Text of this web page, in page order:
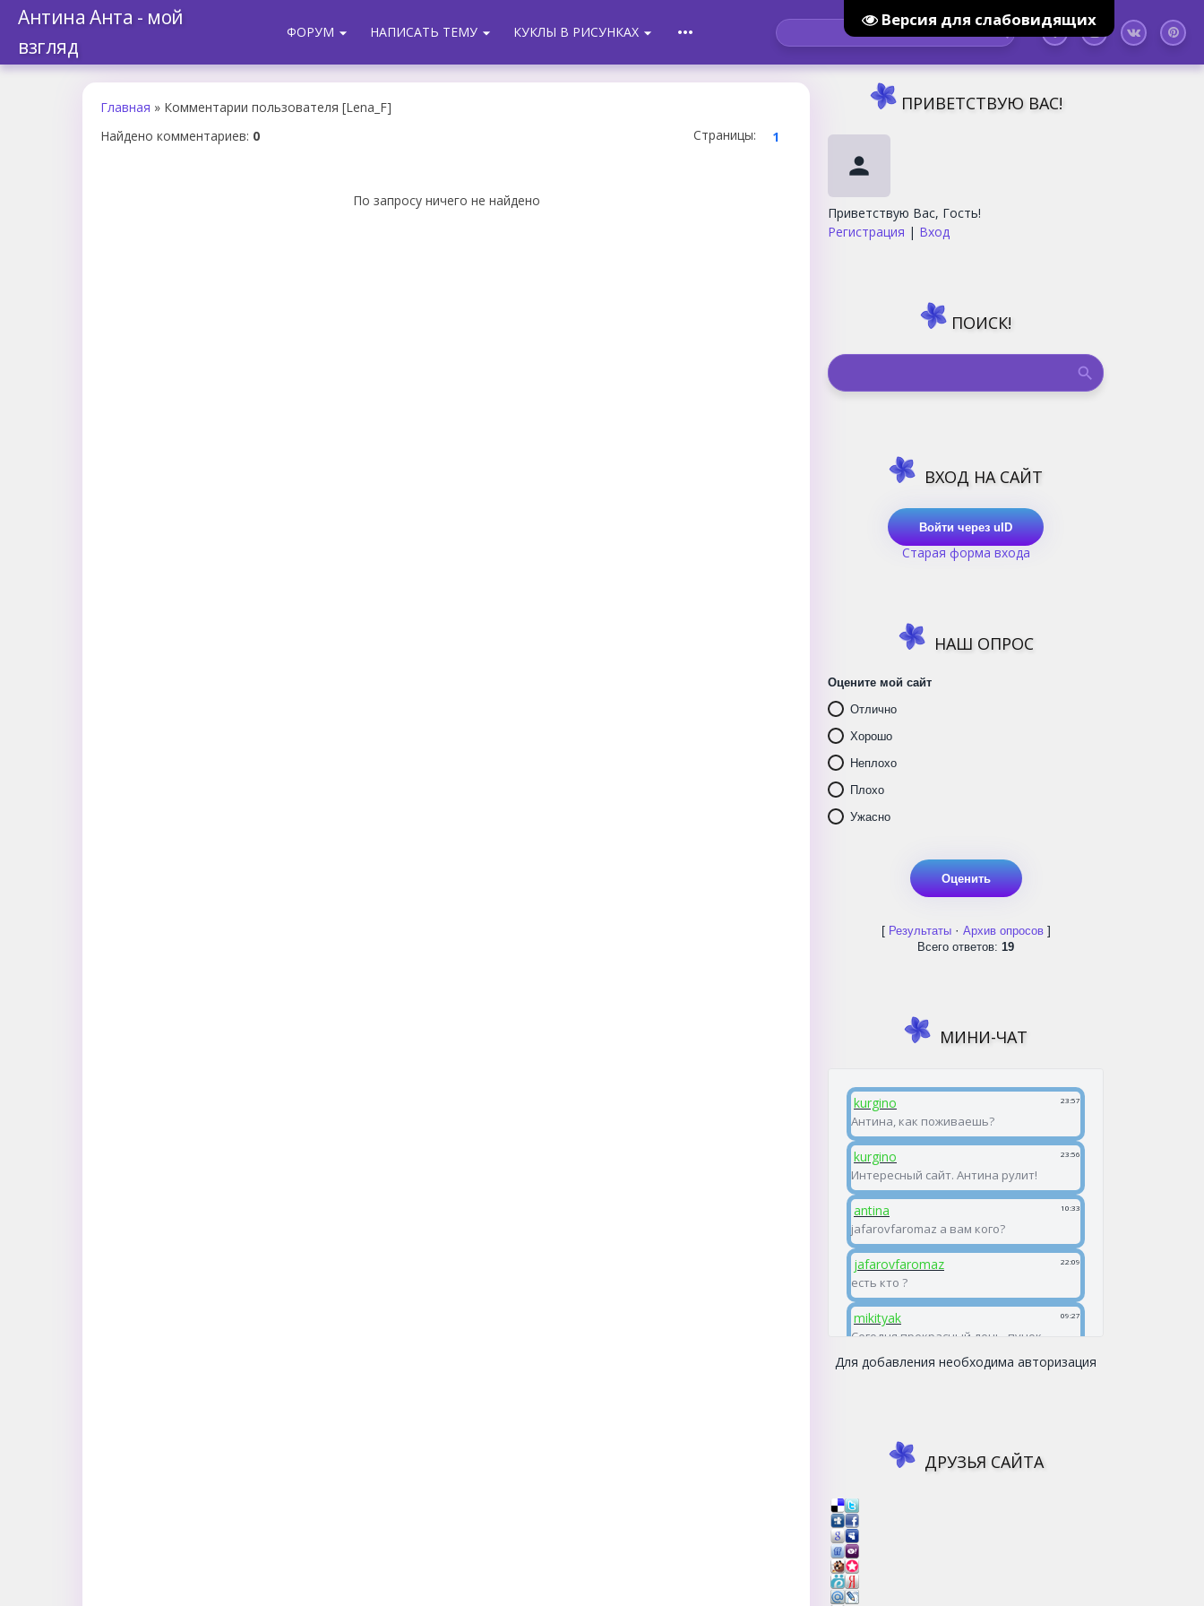
Версия для слабовидящих
Антина Анта - мой
взгляд
ФОРУМ arrow_drop_down НАПИСАТЬ ТЕМУarrow_drop_down КУКЛЫ В РИСУНКАХarrow_drop_down more_horiz
Главная » Комментарии пользователя [Lena_F]
Найдено комментариев: 0 Страницы: 1
По запросу ничего не найдено
ПРИВЕТСТВУЮ ВАС!
person
Приветствую Вас, Гость!
Регистрация | Вход
ПОИСК!
ВХОД НА САЙТ
Войти через uID
Старая форма входа
НАШ ОПРОС
Оцените мой сайт
Отлично
Хорошо
Неплохо
Плохо
Ужасно
[ Результаты· Архив опросов]
Всего ответов: 19
МИНИ-ЧАТ
Для добавления необходима авторизация
ДРУЗЬЯ САЙТА